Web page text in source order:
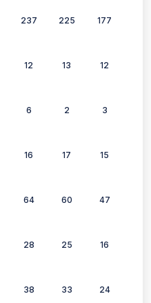
237 225 177
12 13 12
6 2 3
16 17 15
64 60 47
28 25 16
38 33 24